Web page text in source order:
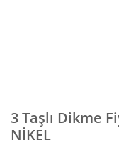
3 Taşlı Dikme
NİKEL